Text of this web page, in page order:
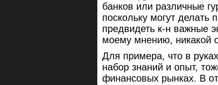
банков или различные
поскольку могут делать
предвидеть к-н важные
моему мнению, никакой
Для примера, что в
набор знаний и опыт,
финансовых рынках. В